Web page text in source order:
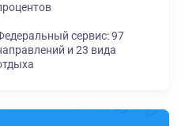
сервис: 97
и 23 вида